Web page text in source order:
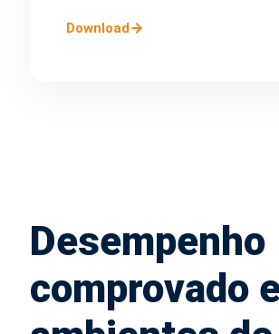
Download
Desempenho
comprovado